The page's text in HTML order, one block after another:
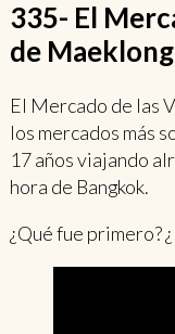
335- El
de
El Mercado de las
los mercados más
17 años viajando
hora de Bangkok.
¿Qué fue primero?